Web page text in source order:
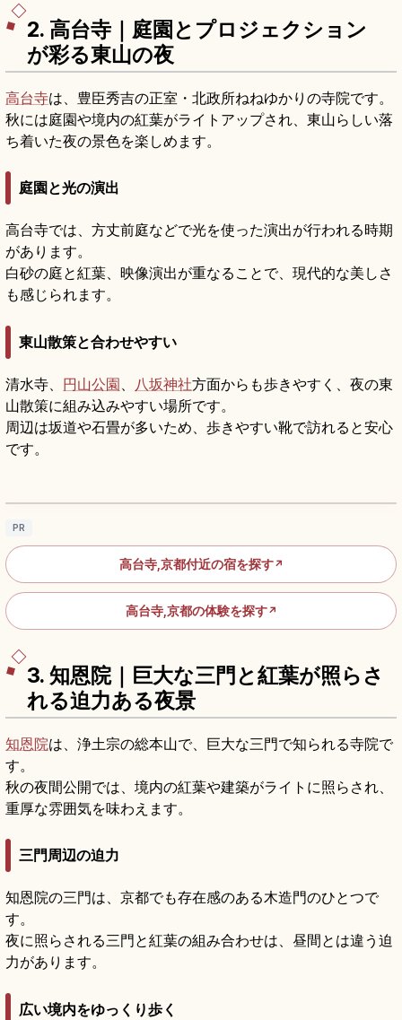
2. 高台寺｜庭園とプロジェクション
が彩る東山の夜
高台寺は、豊臣秀吉の正室・北政所ねねゆかりの寺院です。
秋には庭園や境内の紅葉がライトアップされ、東山らしい落
ち着いた夜の景色を楽しめます。
庭園と光の演出
高台寺では、方丈前庭などで光を使った演出が行われる時期
があります。
白砂の庭と紅葉、映像演出が重なることで、現代的な美しさ
も感じられます。
東山散策と合わせやすい
清水寺、 円山公園 八坂神社方面からも歩きやすく、夜の東
山散策に組み込みやすい場所です。
周辺は坂道や石畳が多いため、歩きやすい靴で訪れると安心
です。
高台寺の見どころ｜ねねゆかりの庭園・茶
PR
高台寺,京都付近の宿を探す↗
高台寺,京都の体験を探す↗
3. 知恩院｜巨大な三門と紅葉が照らさ
れる迫力ある夜景
知恩院は、浄土宗の総本山で、巨大な三門で知られる寺院で
す。
秋の夜間公開では、境内の紅葉や建築がライトに照らされ、
重厚な雰囲気を味わえます。
三門周辺の迫力
知恩院の三門は、京都でも存在感のある木造門のひとつで
す。
夜に照らされる三門と紅葉の組み合わせは、昼間とは違う迫
力があります。
広い境内をゆっくり歩く